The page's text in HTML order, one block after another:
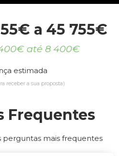
a 45 755€
até 8 400€
estimada
receber a sua proposta)
Frequentes
perguntas mais frequentes